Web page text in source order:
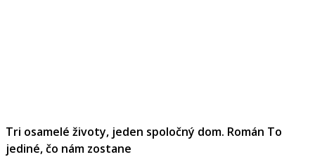
Tri osamelé životy, jeden spoločný dom. Román To
jediné, čo nám zostane